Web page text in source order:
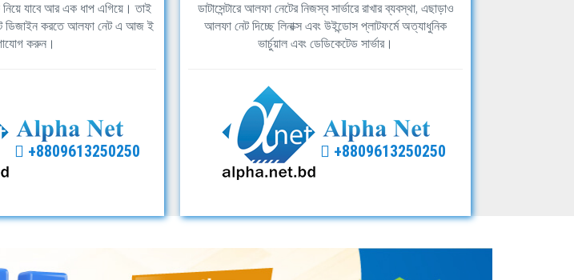
যাবে আর এক ধাপ এগিয়ে। তাই
ডিজাইন করতে আলফা নেট এ আজ ই
করুন।
+8809613250250
ডাটাসেন্টারে আলফা নেটের নিজস্ব সার্ভারে রাখার ব্যবস্থা, এছাড়াও
আলফা নেট দিচ্ছে লিনাক্স এবং উইন্ডোস প্লাটফর্মে অত্যাধুনিক
ভার্চুয়াল এবং ডেডিকেটেড সার্ভার।
+8809613250250